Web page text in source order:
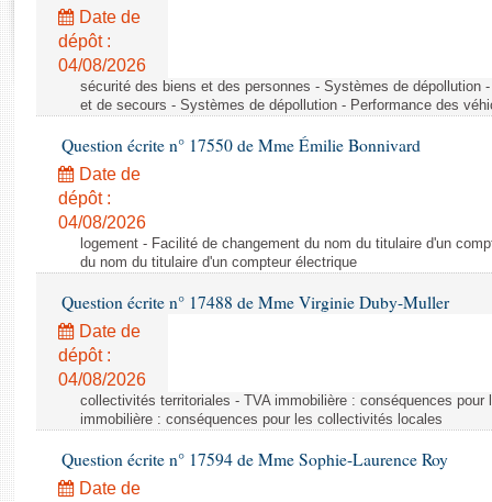
Rapports législatifs
Rapports sur l'application des lois
Baromètre de l’application des lois
Dossiers législatifs
Budget et sécurité sociale
Questions écrites et orales
Comptes rendus des débats
Date de
dépôt :
04/08/2026
sécurité des biens et des personnes - Systèmes de dépollution
et de secours - Systèmes de dépollution - Performance des
Question écrite n° 17550 de Mme Émilie Bonnivard
Date de
dépôt :
04/08/2026
logement - Facilité de changement du nom du titulaire d'un
du nom du titulaire d'un compteur électrique
Question écrite n° 17488 de Mme Virginie Duby-Muller
Date de
dépôt :
04/08/2026
collectivités territoriales - TVA immobilière : conséquences
immobilière : conséquences pour les collectivités locales
Question écrite n° 17594 de Mme Sophie-Laurence Roy
Date de